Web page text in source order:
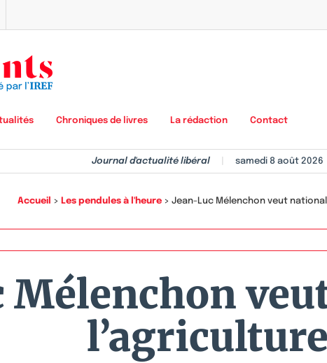
Chroniques de livres La rédaction Contact
Journal d'actualité libéral samedi 8 août 2026
Accueil > Les pendules à l'heure> Jean-Luc Mélenchon veut
Mélenchon
l’agriculture